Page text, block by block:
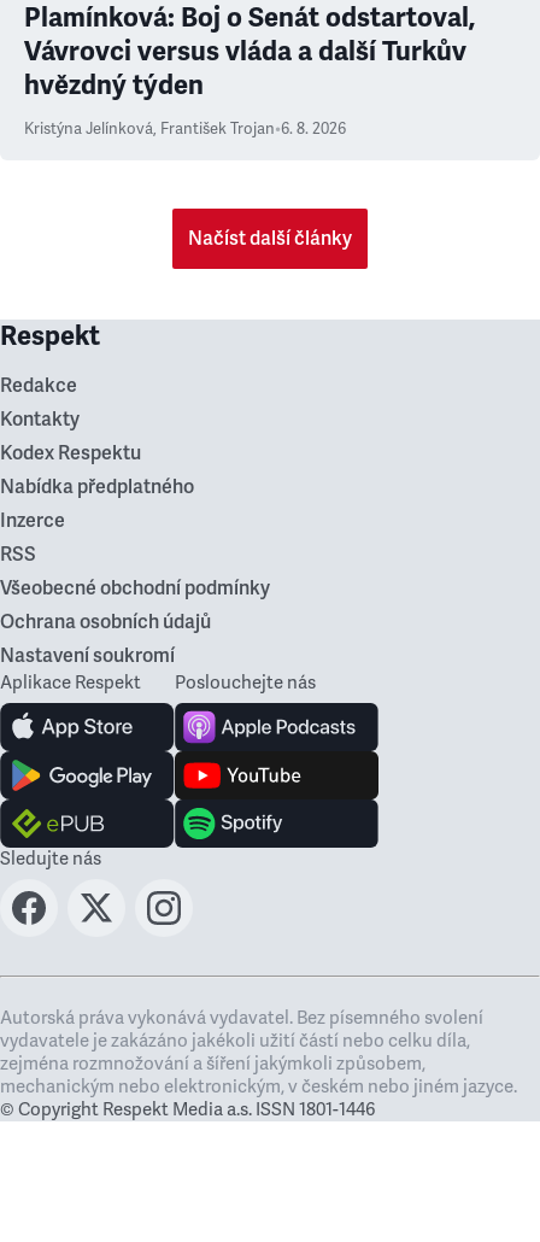
Plamínková: Boj o Senát odstartoval,
Vávrovci versus vláda a další Turkův
hvězdný týden
Kristýna Jelínková, František Trojan•6. 8. 2026
Načíst další články
Respekt
Redakce
Kontakty
Kodex Respektu
Nabídka předplatného
Inzerce
RSS
Všeobecné obchodní podmínky
Ochrana osobních údajů
Nastavení soukromí
Aplikace Respekt Poslouchejte nás
Sledujte nás
Autorská práva vykonává vydavatel. Bez písemného svolení
vydavatele je zakázáno jakékoli užití částí nebo celku díla,
zejména rozmnožování a šíření jakýmkoli způsobem,
mechanickým nebo elektronickým, v českém nebo jiném jazyce.
© Copyright Respekt Media a.s. ISSN 1801-1446